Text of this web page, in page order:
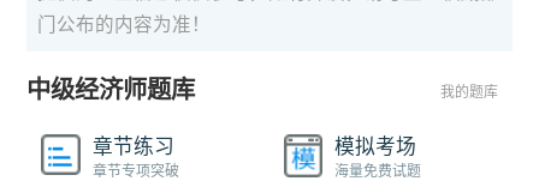
门公布的内容为准！
中级经济师题库 我的题库
章节练习
章节专项突破
模拟考场
海量免费试题